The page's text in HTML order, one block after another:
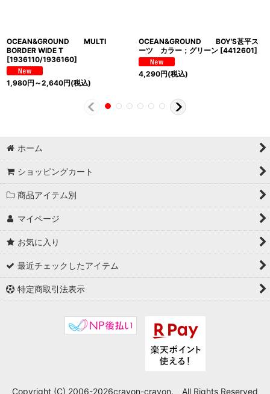
OCEAN&GROUND MULTI
BORDER WIDE T
[1936110/1936160]
1,980円 ～2,640円(税込)
OCEAN&GROUND BOY'S甚平ス
ーツ カラー；グリーン [4412601]
4,290円(税込)
ホーム
ショッピングカート
商品アイテム別
マイページ
お気に入り
最近チェックしたアイテム
特定商取引法表示
Copyright (C) 2006-2026crayon-crayon. All Rights Reserved